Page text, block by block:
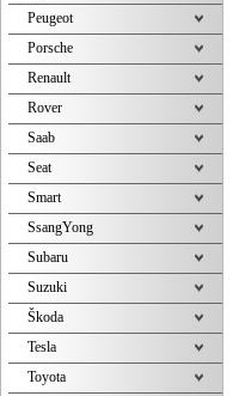
Peugeot
Porsche
Renault
Rover
Saab
Seat
Smart
SsangYong
Subaru
Suzuki
Škoda
Tesla
Toyota